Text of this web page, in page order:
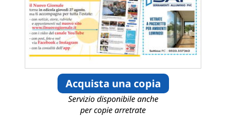
Acquista una copia
Servizio disponibile anche
per copie arretrate